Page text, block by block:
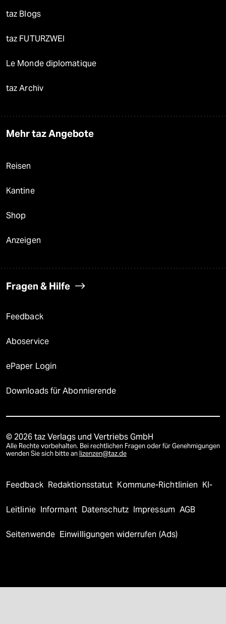
taz Blogs
taz FUTURZWEI
Le Monde diplomatique
taz Archiv
Mehr taz Angebote
Reisen
Kantine
Shop
Anzeigen
Fragen & Hilfe
Feedback
Aboservice
ePaper Login
Downloads für Abonnierende
© 2026 taz Verlags und Vertriebs GmbH
Alle Rechte vorbehalten. Bei rechtlichen Fragen oder für Genehmigungen
wenden Sie sich bitte an lizenzen@taz.de
Feedback Redaktionsstatut Kommune-Richtlinien KI-
Leitlinie Informant Datenschutz Impressum AGB
Seitenwende Einwilligungen widerrufen (Ads)